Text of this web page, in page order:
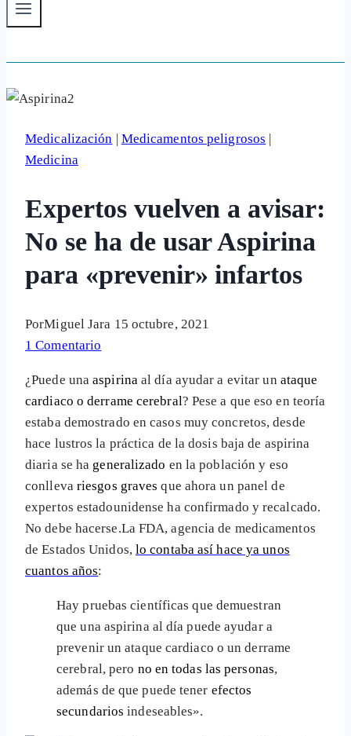
Medicalización | Medicamentos peligrosos |
Medicina
Expertos vuelven a avisar:
No se ha de usar Aspirina
para «prevenir» infartos
PorMiguel Jara 15 octubre, 2021
1 Comentario
¿Puede unaaspirinaal día ayudar a evitar un ataque
cardiaco o derrame cerebral? Pese a que eso en teoría
estaba demostrado en casos muy concretos, desde
hace lustros la práctica de la dosis baja de aspirina
diaria se ha generalizado en la población y eso
conlleva riesgos graves que ahora un panel de
expertos estadounidense ha confirmado y recalcado.
No debe hacerse.La FDA, agencia de medicamentos
de Estados Unidos, lo contaba así hace ya unos
cuantos años:
Hay pruebas científicas que demuestran
que una aspirina al día puede ayudar a
prevenir un ataque cardiaco o un derrame
cerebral, pero no en todas las personas,
además de que puede tener efectos
secundarios indeseables».